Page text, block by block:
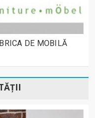
DE MOBILĂ